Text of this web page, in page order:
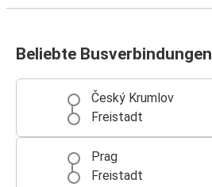
Beliebte Busverbindungen
Český Krumlov
Freistadt
Prag
Freistadt